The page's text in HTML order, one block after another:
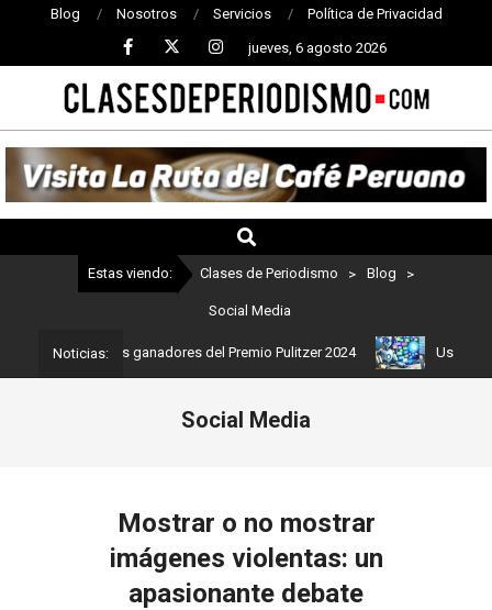
Blog Nosotros Servicios Política de Privacidad
jueves, 6 agosto 2026
CLASES
DE
PERIODISMO
Estas viendo: Clases de Periodismo > Blog >
Social Media
Noticias:
son los ganadores del Premio Pulitzer 2024 Usuarios de
Social Media
Mostrar o no mostrar
imágenes violentas: un
apasionante debate